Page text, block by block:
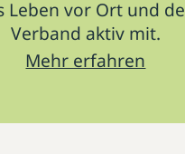
Leben vor Ort und
Verband aktiv mit.
Mehr erfahren